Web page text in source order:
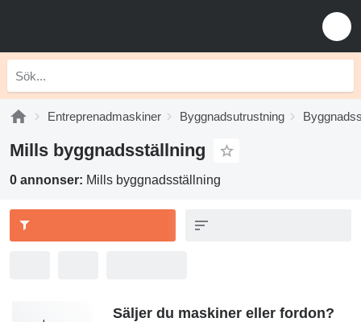
Entreprenadmaskiner Byggnadsutrustning
Mills byggnadsställning
0 annonser: Mills byggnadsställning
Säljer du maskiner eller fordon?